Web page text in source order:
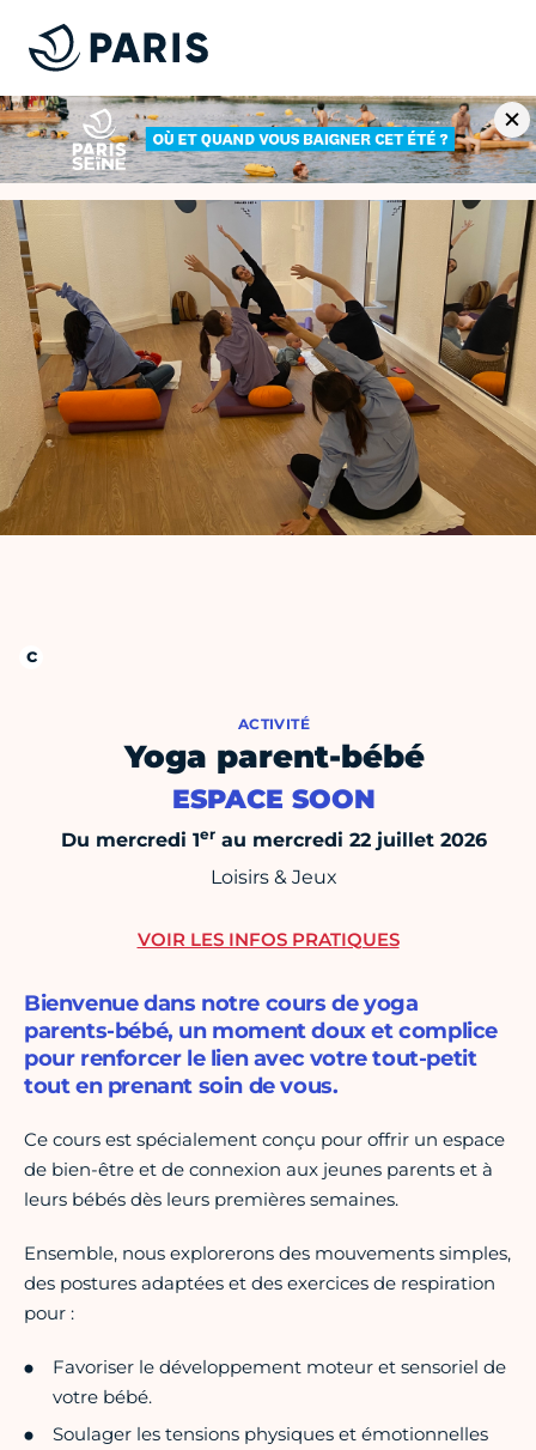
ACTIVITÉ
Yoga parent-bébé
ESPACE SOON
Du mercredi 1er au mercredi 22 juillet 2026
Loisirs & Jeux
Bienvenue dans notre cours de yoga
parents-bébé, un moment doux et complice
pour renforcer le lien avec votre tout-petit
tout en prenant soin de vous.
Ce cours est spécialement conçu pour offrir un espace
de bien-être et de connexion aux jeunes parents et à
leurs bébés dès leurs premières semaines.
Ensemble, nous explorerons des mouvements simples,
des postures adaptées et des exercices de respiration
pour :
Favoriser le développement moteur et sensoriel de
votre bébé.
Soulager les tensions physiques et émotionnelles
VOIR LES INFOS PRATIQUES